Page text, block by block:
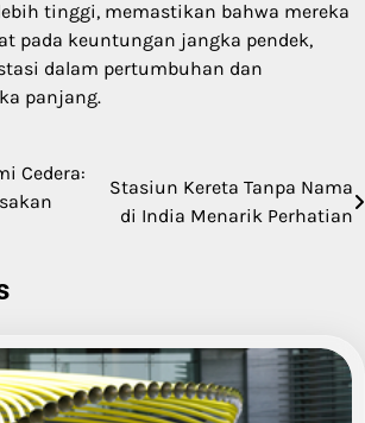
tinggi, memastikan bahwa mereka
pada keuntungan jangka pendek,
dalam pertumbuhan dan
panjang.
Cedera:
Stasiun Kereta Tanpa Nama
di India Menarik Perhatian